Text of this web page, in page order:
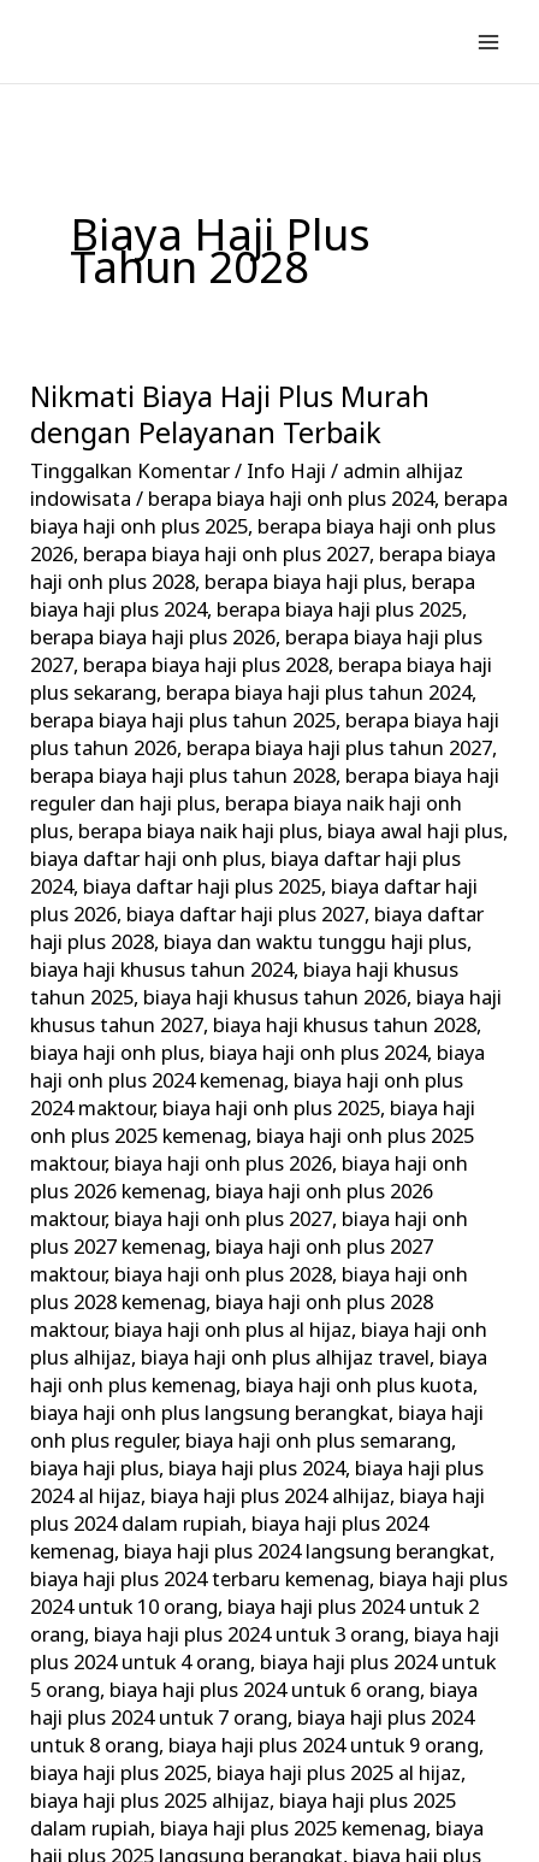
konten
Biaya Haji Plus
Tahun 2028
Nikmati Biaya Haji Plus Murah
dengan Pelayanan Terbaik
Tinggalkan Komentar/ Info Haji / admin alhijaz
indowisata/ berapa biaya haji onh plus 2024, berapa
biaya haji onh plus 2025, berapa biaya haji onh plus
2026, berapa biaya haji onh plus 2027, berapa biaya
haji onh plus 2028, berapa biaya haji plus, berapa
biaya haji plus 2024, berapa biaya haji plus 2025,
berapa biaya haji plus 2026, berapa biaya haji plus
2027, berapa biaya haji plus 2028, berapa biaya haji
plus sekarang, berapa biaya haji plus tahun 2024,
berapa biaya haji plus tahun 2025, berapa biaya haji
plus tahun 2026, berapa biaya haji plus tahun 2027,
berapa biaya haji plus tahun 2028, berapa biaya haji
reguler dan haji plus, berapa biaya naik haji onh
plus, berapa biaya naik haji plus, biaya awal haji plus,
biaya daftar haji onh plus, biaya daftar haji plus
2024, biaya daftar haji plus 2025, biaya daftar haji
plus 2026, biaya daftar haji plus 2027, biaya daftar
haji plus 2028, biaya dan waktu tunggu haji plus,
biaya haji khusus tahun 2024, biaya haji khusus
tahun 2025, biaya haji khusus tahun 2026, biaya haji
khusus tahun 2027, biaya haji khusus tahun 2028,
biaya haji onh plus, biaya haji onh plus 2024, biaya
haji onh plus 2024 kemenag, biaya haji onh plus
2024 maktour, biaya haji onh plus 2025, biaya haji
onh plus 2025 kemenag, biaya haji onh plus 2025
maktour, biaya haji onh plus 2026, biaya haji onh
plus 2026 kemenag, biaya haji onh plus 2026
maktour, biaya haji onh plus 2027, biaya haji onh
plus 2027 kemenag, biaya haji onh plus 2027
maktour, biaya haji onh plus 2028, biaya haji onh
plus 2028 kemenag, biaya haji onh plus 2028
maktour, biaya haji onh plus al hijaz, biaya haji onh
plus alhijaz, biaya haji onh plus alhijaz travel, biaya
haji onh plus kemenag, biaya haji onh plus kuota,
biaya haji onh plus langsung berangkat, biaya haji
onh plus reguler, biaya haji onh plus semarang,
biaya haji plus, biaya haji plus 2024, biaya haji plus
2024 al hijaz, biaya haji plus 2024 alhijaz, biaya haji
plus 2024 dalam rupiah, biaya haji plus 2024
kemenag, biaya haji plus 2024 langsung berangkat,
biaya haji plus 2024 terbaru kemenag, biaya haji plus
2024 untuk 10 orang, biaya haji plus 2024 untuk 2
orang, biaya haji plus 2024 untuk 3 orang, biaya haji
plus 2024 untuk 4 orang, biaya haji plus 2024 untuk
5 orang, biaya haji plus 2024 untuk 6 orang, biaya
haji plus 2024 untuk 7 orang, biaya haji plus 2024
untuk 8 orang, biaya haji plus 2024 untuk 9 orang,
biaya haji plus 2025, biaya haji plus 2025 al hijaz,
biaya haji plus 2025 alhijaz, biaya haji plus 2025
dalam rupiah, biaya haji plus 2025 kemenag, biaya
Nikmati
Biaya
Haji
Plus
Murah
dengan
Pelayanan
Terbaik